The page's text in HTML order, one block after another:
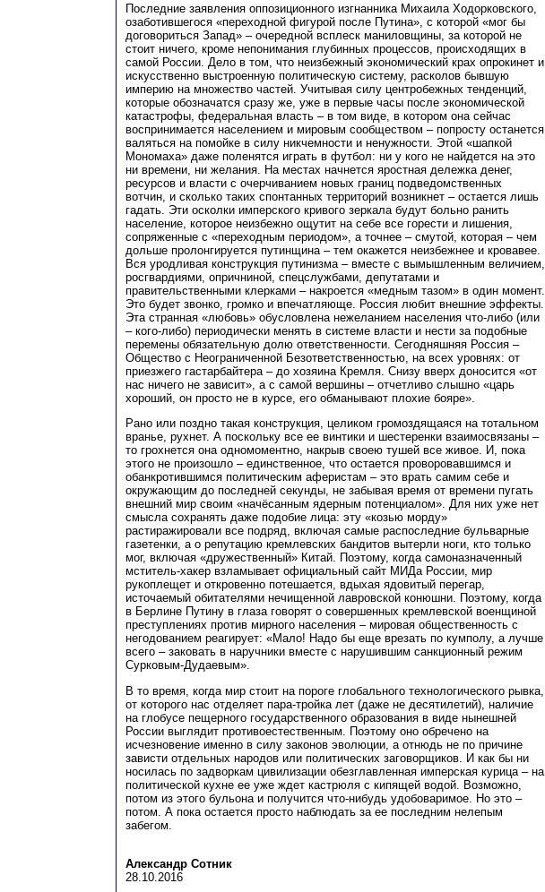
Последние заявления оппозиционного изгнанника Михаила Ходорковского,
озаботившегося «переходной фигурой после Путина», с которой «мог бы
договориться Запад» – очередной всплеск маниловщины, за которой не
стоит ничего, кроме непонимания глубинных процессов, происходящих в
самой России. Дело в том, что неизбежный экономический крах опрокинет и
искусственно выстроенную политическую систему, расколов бывшую
империю на множество частей. Учитывая силу центробежных тенденций,
которые обозначатся сразу же, уже в первые часы после экономической
катастрофы, федеральная власть – в том виде, в котором она сейчас
воспринимается населением и мировым сообществом – попросту останется
валяться на помойке в силу никчемности и ненужности. Этой «шапкой
Мономаха» даже поленятся играть в футбол: ни у кого не найдется на это
ни времени, ни желания. На местах начнется яростная дележка денег,
ресурсов и власти с очерчиванием новых границ подведомственных
вотчин, и сколько таких спонтанных территорий возникнет – остается лишь
гадать. Эти осколки имперского кривого зеркала будут больно ранить
население, которое неизбежно ощутит на себе все горести и лишения,
сопряженные с «переходным периодом», а точнее – смутой, которая – чем
дольше пролонгируется путинщина – тем окажется неизбежнее и кровавее.
Вся уродливая конструкция путинизма – вместе с вымышленным величием,
росгвардиями, опричниной, спецслужбами, депутатами и
правительственными клерками – накроется «медным тазом» в один момент.
Это будет звонко, громко и впечатляюще. Россия любит внешние эффекты.
Эта странная «любовь» обусловлена нежеланием населения что-либо (или
– кого-либо) периодически менять в системе власти и нести за подобные
перемены обязательную долю ответственности. Сегодняшняя Россия –
Общество с Неограниченной Безответственностью, на всех уровнях: от
приезжего гастарбайтера – до хозяина Кремля. Снизу вверх доносится «от
нас ничего не зависит», а с самой вершины – отчетливо слышно «царь
хороший, он просто не в курсе, его обманывают плохие бояре».
Рано или поздно такая конструкция, целиком громоздящаяся на тотальном
вранье, рухнет. А поскольку все ее винтики и шестеренки взаимосвязаны –
то грохнется она одномоментно, накрыв своею тушей все живое. И, пока
этого не произошло – единственное, что остается проворовавшимся и
обанкротившимся политическим аферистам – это врать самим себе и
окружающим до последней секунды, не забывая время от времени пугать
внешний мир своим «начёсанным ядерным потенциалом». Для них уже нет
смысла сохранять даже подобие лица: эту «козью морду»
растиражировали все подряд, включая самые распоследние бульварные
газетенки, а о репутацию кремлевских бандитов вытерли ноги, кто только
мог, включая «дружественный» Китай. Поэтому, когда самоназначенный
мститель-хакер взламывает официальный сайт МИДа России, мир
рукоплещет и откровенно потешается, вдыхая ядовитый перегар,
источаемый обитателями нечищенной лавровской конюшни. Поэтому, когда
в Берлине Путину в глаза говорят о совершенных кремлевской военщиной
преступлениях против мирного населения – мировая общественность с
негодованием реагирует: «Мало! Надо бы еще врезать по кумполу, а лучше
всего – заковать в наручники вместе с нарушившим санкционный режим
Сурковым-Дудаевым».
В то время, когда мир стоит на пороге глобального технологического рывка,
от которого нас отделяет пара-тройка лет (даже не десятилетий), наличие
на глобусе пещерного государственного образования в виде нынешней
России выглядит противоестественным. Поэтому оно обречено на
исчезновение именно в силу законов эволюции, а отнюдь не по причине
зависти отдельных народов или политических заговорщиков. И как бы ни
носилась по задворкам цивилизации обезглавленная имперская курица – на
политической кухне ее уже ждет кастрюля с кипящей водой. Возможно,
потом из этого бульона и получится что-нибудь удобоваримое. Но это –
потом. А пока остается просто наблюдать за ее последним нелепым
забегом.
Александр Сотник
28.10.2016